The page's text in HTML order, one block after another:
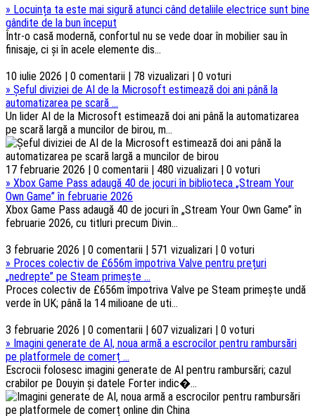
» Locuința ta este mai sigură atunci când detaliile electrice sunt bine
gândite de la bun început
Într-o casă modernă, confortul nu se vede doar în mobilier sau în
finisaje, ci și în acele elemente dis...
10 iulie 2026 | 0 comentarii | 78 vizualizari | 0 voturi
» Șeful diviziei de AI de la Microsoft estimează doi ani până la
automatizarea pe scară ...
Un lider AI de la Microsoft estimează doi ani până la automatizarea
pe scară largă a muncilor de birou, m...
17 februarie 2026 | 0 comentarii | 480 vizualizari | 0 voturi
» Xbox Game Pass adaugă 40 de jocuri în biblioteca „Stream Your
Own Game” în februarie 2026
Xbox Game Pass adaugă 40 de jocuri în „Stream Your Own Game” în
februarie 2026, cu titluri precum Divin...
3 februarie 2026 | 0 comentarii | 571 vizualizari | 0 voturi
» Proces colectiv de £656m împotriva Valve pentru prețuri
„nedrepte” pe Steam primește ...
Proces colectiv de £656m împotriva Valve pe Steam primește undă
verde în UK; până la 14 milioane de uti...
3 februarie 2026 | 0 comentarii | 607 vizualizari | 0 voturi
» Imagini generate de AI, noua armă a escrocilor pentru rambursări
pe platformele de comerț ...
Escrocii folosesc imagini generate de AI pentru rambursări; cazul
crabilor pe Douyin și datele Forter indic�...